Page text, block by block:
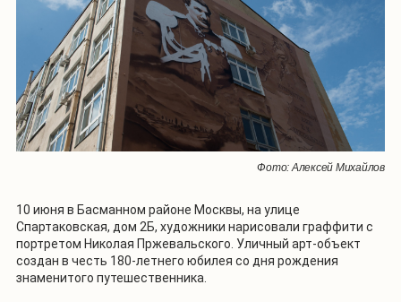
Фото: Алексей Михайлов
10 июня в Басманном районе Москвы, на улице
Спартаковская, дом 2Б, художники нарисовали граффити с
портретом Николая Пржевальского. Уличный арт-объект
создан в честь 180-летнего юбилея со дня рождения
знаменитого путешественника.